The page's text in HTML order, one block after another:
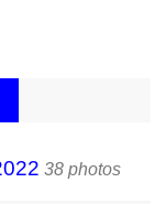
38 photos